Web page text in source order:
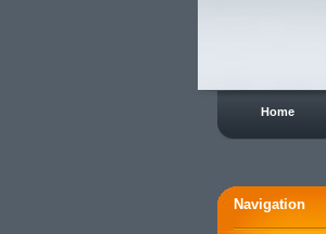
Home
Navigation